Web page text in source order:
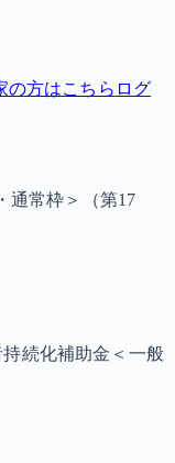
の方はこちら ログ
通常枠＞（第17
持続化補助金＜一般